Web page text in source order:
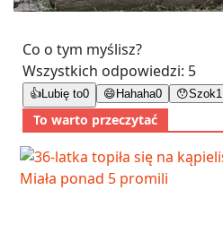
Co o tym myślisz?
Wszystkich odpowiedzi: 5
👍Lubię to0 😄 Hahaha0 😯Szok1
To warto przeczytać